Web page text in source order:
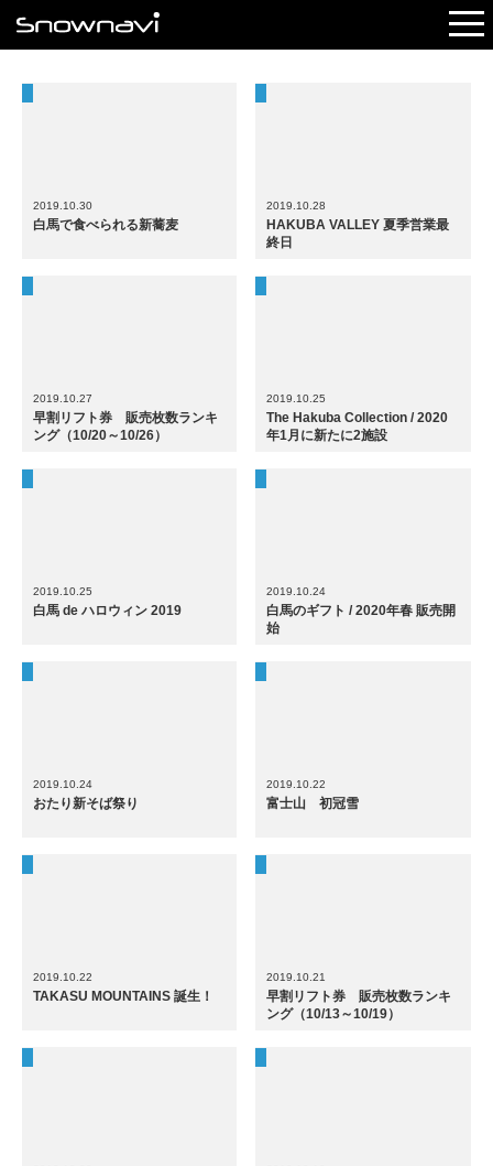
2019.10.30
白馬で食べられる新蕎麦
2019.10.28
HAKUBA VALLEY 夏季営業最
終日
2019.10.27
早割リフト券 販売枚数ランキ
ング（10/20～10/26）
2019.10.25
The Hakuba Collection / 2020
年1月に新たに2施設
2019.10.25
白馬 de ハロウィン 2019
2019.10.24
白馬のギフト / 2020年春 販売開
始
2019.10.24
おたり新そば祭り
2019.10.22
富士山 初冠雪
2019.10.22
TAKASU MOUNTAINS 誕生！
2019.10.21
早割リフト券 販売枚数ランキ
ング（10/13～10/19）